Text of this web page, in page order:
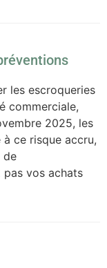
les escroqueries
commerciale,
2025, les
ce risque accru,
de
pas vos achats